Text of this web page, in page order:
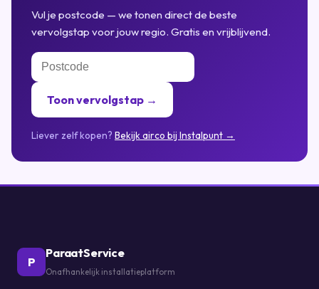
Vul je postcode — we tonen direct de beste
vervolgstap voor jouw regio. Gratis en vrijblijvend.
Toon vervolgstap →
Liever zelf kopen? Bekijk airco bij Instalpunt →
P
ParaatService
Onafhankelijk installatieplatform